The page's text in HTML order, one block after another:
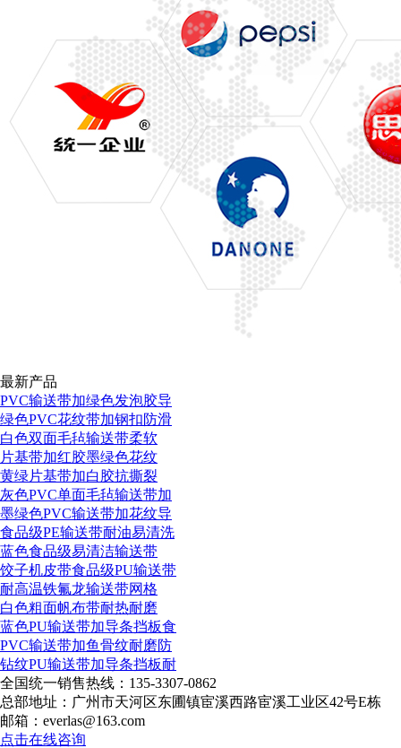
最新产品
PVC输送带加绿色发泡胶导
绿色PVC花纹带加钢扣防滑
白色双面毛毡输送带柔软
片基带加红胶墨绿色花纹
黄绿片基带加白胶抗撕裂
灰色PVC单面毛毡输送带加
墨绿色PVC输送带加花纹导
食品级PE输送带耐油易清洗
蓝色食品级易清洁输送带
饺子机皮带食品级PU输送带
耐高温铁氟龙输送带网格
白色粗面帆布带耐热耐磨
蓝色PU输送带加导条挡板食
PVC输送带加鱼骨纹耐磨防
钻纹PU输送带加导条挡板耐
全国统一销售热线： 135-3307-0862
总部地址：广州市天河区东圃镇宦溪西路宦溪工业区42号E栋
邮箱：everlas@163.com
点击在线咨询